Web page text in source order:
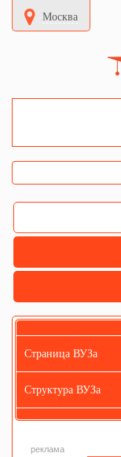
Москва
Страница ВУЗа
Структура ВУЗа
реклама